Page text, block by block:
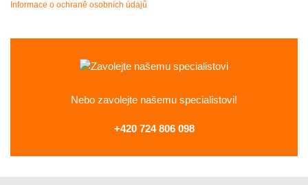
Informace o ochraně osobních údajů
Nebo zavolejte našemu specialistovi!
+420 724 806 098